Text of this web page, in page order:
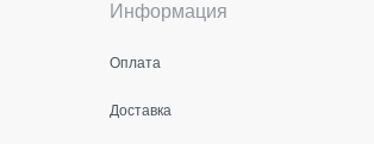
Информация
Оплата
Доставка